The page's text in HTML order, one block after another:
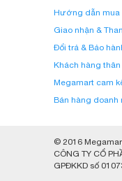
Hướng dẫn mua
Giao nhận &
Đổi trả & Bảo
Khách hàng
Megamart cam
Bán hàng doanh
© 2016
CÔNG TY CỔ
GPĐKKD số